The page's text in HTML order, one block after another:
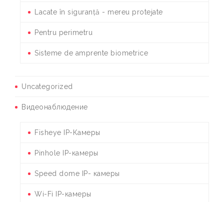
Lacate în siguranță - mereu protejate
Pentru perimetru
Sisteme de amprente biometrice
Uncategorized
Видеонаблюдение
Fisheye IP-Камеры
Pinhole IP-камеры
Speed dome IP- камеры
Wi-Fi IP-камеры